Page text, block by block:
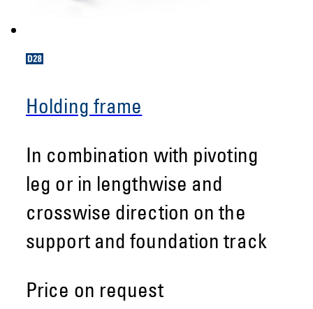
Holding frame
In combination with pivoting
leg or in lengthwise and
crosswise direction on the
support and foundation track
Price on request